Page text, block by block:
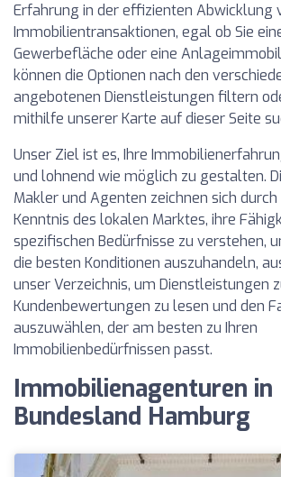
Erfahrung in der effizienten Abwicklung
Immobilientransaktionen, egal ob Sie
Gewerbefläche oder eine
können die Optionen nach den
angebotenen Dienstleistungen filtern
mithilfe unserer Karte auf dieser Seite
Unser Ziel ist es, Ihre
und lohnend wie möglich zu gestalten.
Makler und Agenten zeichnen sich
Kenntnis des lokalen Marktes, ihre
spezifischen Bedürfnisse zu verstehen,
die besten Konditionen auszuhandeln,
unser Verzeichnis, um Dienstleistungen
Kundenbewertungen zu lesen und den
auszuwählen, der am besten zu Ihren
Immobilienbedürfnissen passt.
Immobilienagenturen in
Bundesland Hamburg